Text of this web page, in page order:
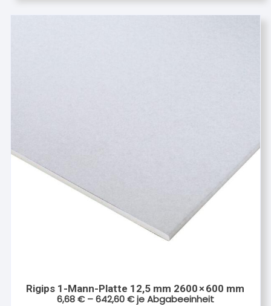
Rigips 1-Mann-Platte 12,5 mm 2600 × 600 mm
6,68€–642,60€je Abgabeeinheit